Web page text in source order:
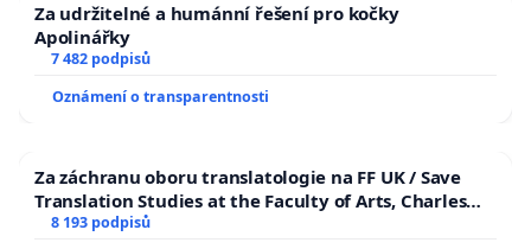
Za udržitelné a humánní řešení pro kočky
Apolinářky
7 482 podpisů
Oznámení o transparentnosti
Za záchranu oboru translatologie na FF UK / Save
Translation Studies at the Faculty of Arts, Charles
University
8 193 podpisů